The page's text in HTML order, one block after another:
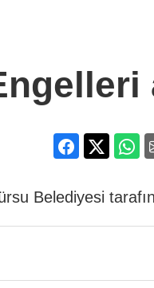
Belediyesi